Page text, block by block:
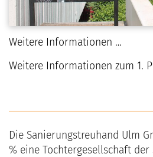
Weitere Informationen …
Weitere Informationen zum 1.
Die Sanierungstreuhand Ulm
% eine Tochtergesellschaft der